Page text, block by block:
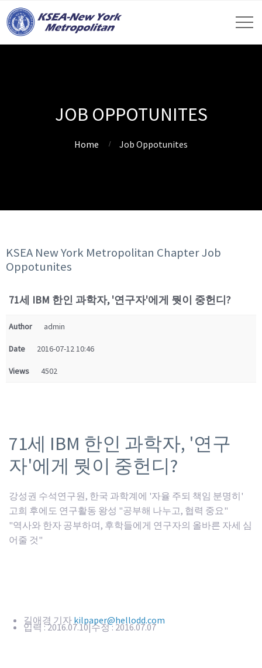
JOB OPPOTUNITES
Home Job Oppotunites
KSEA New York Metropolitan Chapter Job
Oppotunites
71세 IBM 한인 과학자, '연구자'에게 뭣이 중헌디?
Author admin
Date 2016-07-12 10:46
Views 4502
71세 IBM 한인 과학자, '연구
자'에게 뭣이 중헌디?
강성권 수석연구원, 한국 과학계에 '자율 주되 책임 분명히'
고희 후에도 연구활동 왕성 "공부해 나누고, 협력 중요"
"역사와 한자 공부하며, 후학들에게 연구자의 올바른 자세 심
어줄 것"
길애경 기자 kilpaper@hellodd.com
입력 : 2016.07.10|수정 : 2016.07.07